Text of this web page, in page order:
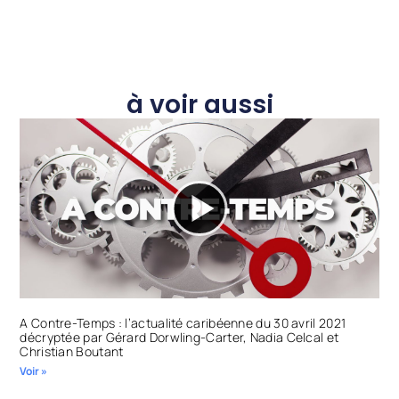
à voir aussi
A Contre-Temps : l’actualité caribéenne du 30 avril 2021
décryptée par Gérard Dorwling-Carter, Nadia Celcal et
Christian Boutant
Voir »